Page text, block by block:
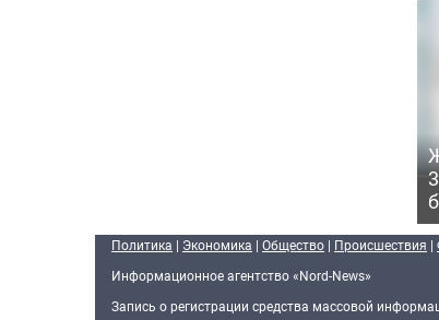
Политика | Экономика | Общество | Происшествия |
Информационное агентство «Nord-News»
Запись о регистрации средства массовой